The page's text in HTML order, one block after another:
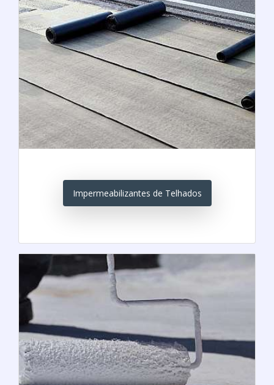
Impermeabilizantes de Telhados